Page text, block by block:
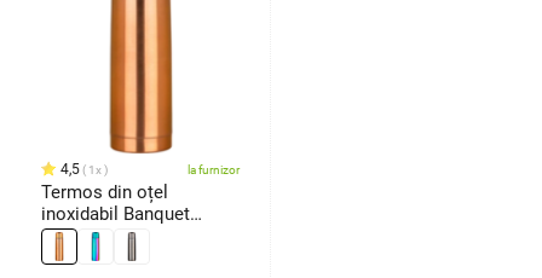
4,5 1x la furnizor
Termos din oțel
inoxidabil Banquet
Avanza 0,5 l ,cupru
metalic